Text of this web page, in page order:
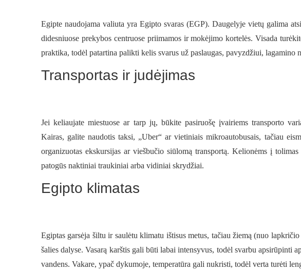
Egipte naudojama valiuta yra Egipto svaras (EGP). Daugelyje vietų galima
didesniuose prekybos centruose priimamos ir mokėjimo kortelės. Visada
praktika, todėl patartina palikti kelis svarus už paslaugas, pavyzdžiui, lagamino
Transportas ir judėjimas
Jei keliaujate miestuose ar tarp jų, būkite pasiruošę įvairiems transporto
Kairas, galite naudotis taksi, „Uber“ ar vietiniais mikroautobusais, tačiau
organizuotas ekskursijas ar viešbučio siūlomą transportą. Kelionėms į
patogūs naktiniai traukiniai arba vidiniai skrydžiai.
Egipto klimatas
Egiptas garsėja šiltu ir saulėtu klimatu ištisus metus, tačiau žiemą (nuo
šalies dalyse. Vasarą karštis gali būti labai intensyvus, todėl svarbu apsirūpinti
vandens. Vakare, ypač dykumoje, temperatūra gali nukristi, todėl verta turėti